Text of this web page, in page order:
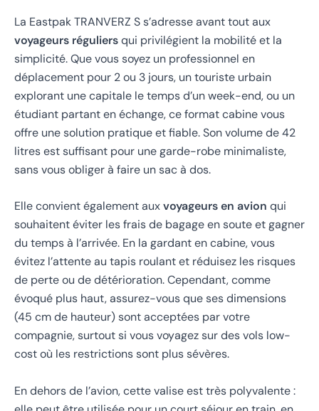
La Eastpak TRANVERZ S s’adresse avant tout aux
voyageurs réguliersqui privilégient la mobilité et la
simplicité. Que vous soyez un professionnel en
déplacement pour 2 ou 3 jours, un touriste urbain
explorant une capitale le temps d’un week-end, ou un
étudiant partant en échange, ce format cabine vous
offre une solution pratique et fiable. Son volume de 42
litres est suffisant pour une garde-robe minimaliste,
sans vous obliger à faire un sac à dos.
Elle convient également auxvoyageurs en avion qui
souhaitent éviter les frais de bagage en soute et gagner
du temps à l’arrivée. En la gardant en cabine, vous
évitez l’attente au tapis roulant et réduisez les risques
de perte ou de détérioration. Cependant, comme
évoqué plus haut, assurez-vous que ses dimensions
(45 cm de hauteur) sont acceptées par votre
compagnie, surtout si vous voyagez sur des vols low-
cost où les restrictions sont plus sévères.
En dehors de l’avion, cette valise est très polyvalente :